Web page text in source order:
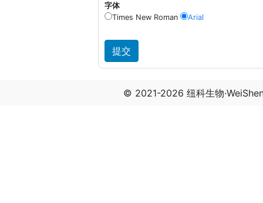
字体
Times New Roman
Arial
© 2021-2026 纽科生物